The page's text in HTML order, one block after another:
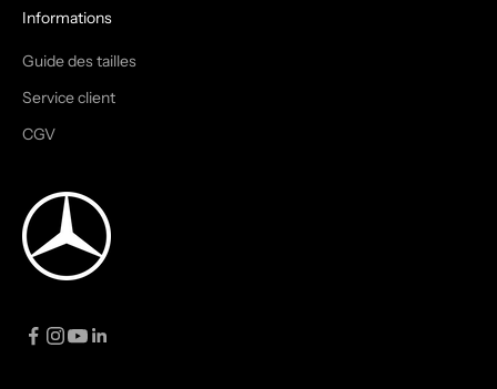
Informations
Guide des tailles
Service client
CGV